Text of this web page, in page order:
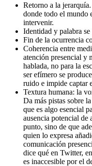
Retorno a la
donde todo el mundo
intervenir.
Identidad y palabra se
Fin de la ocurrencia
Coherencia entre
atención presencial y
hablada, no para la
ser efímero se
ruido e impide captar
Textura humana: la
Da más pistas sobre
que es algo esencial
ausencia potencial de
punto, sino de que
quien lo expresa
comunicación
dice qué en Twitter,
es inaccesible por el